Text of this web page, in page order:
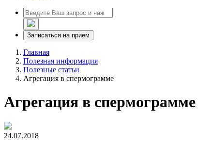
Записаться на прием
Главная
Полезная информация
Полезные статьи
Агрегация в спермограмме
Агрегация в спермограмме
24.07.2018